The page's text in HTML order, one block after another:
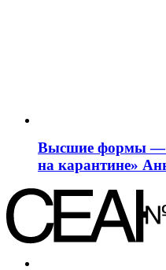
Высшие формы
на карантине»